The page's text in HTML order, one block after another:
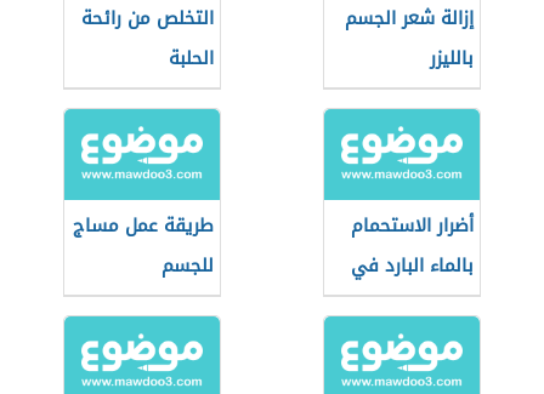
إزالة شعر الجسم
بالليزر
التخلص من رائحة
الحلبة
أضرار الاستحمام
بالماء البارد في
الشتاء
طريقة عمل مساج
للجسم